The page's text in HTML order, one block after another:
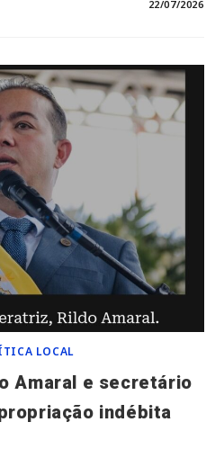
DE
PAGAMENTOS
DE
CONTRATO
DE
R$
23,4
MILHÕES
DA
PREFEITURA
DE
IMPERATRIZ
E
APONTA
INDÍCIOS
DE
IRREGULARIDADES*
22/07/2026
LOCAL
Amaral e secretário
indébita